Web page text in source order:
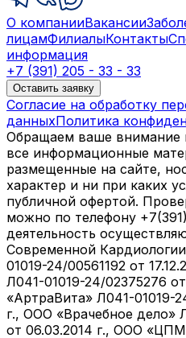
О компанииВакансии
лицамФилиалыКонтакты
информация
+7 (391) 205 - 33 - 33
Оставить заявку
Согласие на обработку
данныхПолитика
Обращаем ваше внимание
все информационные
размещенные на сайте,
характер и ни при каких
публичной офертой.
можно по телефону
деятельность
Современной
01019-24/00561192 от
Л041-01019-24/02375276
«АртраВита» Л041-01019-
г., ООО «Врачебное дело»
от 06.03.2014 г., ООО